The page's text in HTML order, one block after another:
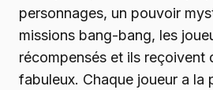
personnages, un pouvoir
missions bang-bang, les
récompensés et ils reçoivent
fabuleux. Chaque joueur a la